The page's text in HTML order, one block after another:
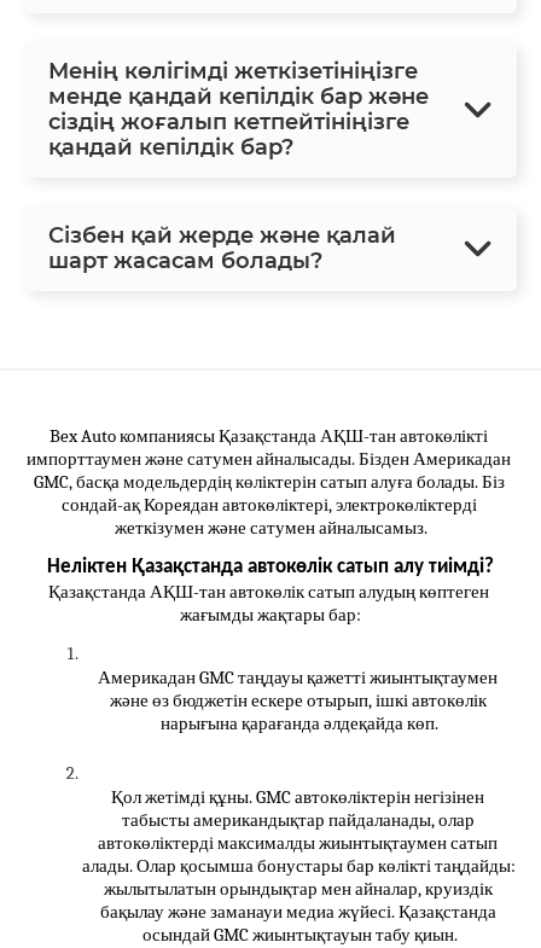
Менің көлігімді жеткізетініңізге
менде қандай кепілдік бар және
сіздің жоғалып кетпейтініңізге
қандай кепілдік бар?
Сізбен қай жерде және қалай
шарт жасасам болады?
Bex Auto компаниясы Қазақстанда АҚШ-тан автокөлікті
импорттаумен және сатумен айналысады. Бізден Америкадан
GMC, басқа модельдердің көліктерін сатып алуға болады. Біз
сондай-ақ Кореядан автокөліктері, электрокөліктерді
жеткізумен және сатумен айналысамыз.
Неліктен Қазақстанда автокөлік сатып алу тиімді?
Қазақстанда АҚШ-тан автокөлік сатып алудың көптеген
жағымды жақтары бар:
Америкадан GMC таңдауы қажетті жиынтықтаумен
және өз бюджетін ескере отырып, ішкі автокөлік
нарығына қарағанда әлдеқайда көп.
Қол жетімді құны. GMC автокөліктерін негізінен
табысты американдықтар пайдаланады, олар
автокөліктерді максималды жиынтықтаумен сатып
алады. Олар қосымша бонустары бар көлікті таңдайды:
жылытылатын орындықтар мен айналар, круиздік
бақылау және заманауи медиа жүйесі. Қазақстанда
осындай GMC жиынтықтауын табу қиын.